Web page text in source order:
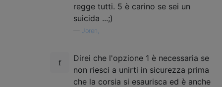
regge tutti. 5 è carino se sei un
suicida ...;)
Joren,
Direi che l'opzione 1 è necessaria se
non riesci a unirti in sicurezza prima
che la corsia si esaurisca ed è anche